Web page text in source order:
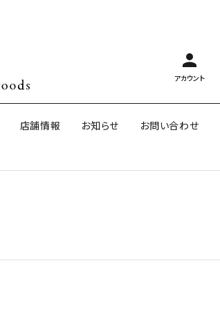
person
アカウント
ポー
店舗情報 お知らせ お問い合わせ